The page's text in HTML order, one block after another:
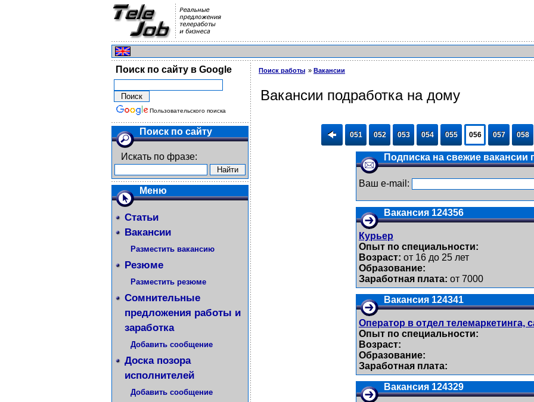
Поиск по сайту в Google
Пользовательского поиска
Поиск по сайту
Искать по фразе:
Меню
Статьи
Вакансии
Разместить вакансию
Резюме
Разместить резюме
Сомнительные
предложения работы и
заработка
Добавить сообщение
Доска позора
исполнителей
Добавить сообщение
Поиск работы Вакансии
Вакансии подработка на дому
051 052 053 054 055 056 057 058
Подписка на свежие вакансии
Ваш e-mail:
Вакансия 124356
Курьер
Опыт по специальности:
Возраст: от 16 до 25 лет
Образование:
Заработная плата: от 7000
Вакансия 124341
Оператор в отдел телемаркетинга,
Опыт по специальности:
Возраст:
Образование:
Заработная плата:
Вакансия 124329